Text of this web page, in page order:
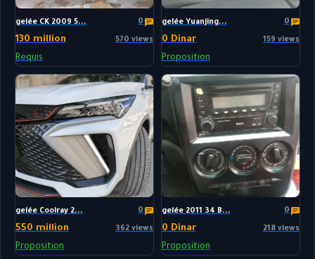
gelée CK 2009 5... 0
130 million 570 views
Requis
gelée Yuanjing... 0
0 Dinar 159 views
Proposition
gelée Coolray 2... 0
550 million 362 views
Proposition
gelée 2011 34 B... 0
0 Dinar 218 views
Proposition